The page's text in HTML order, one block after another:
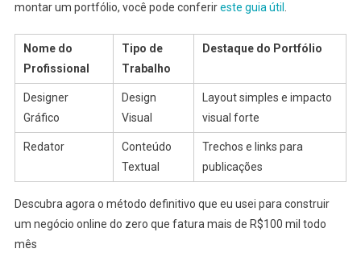
montar um portfólio, você pode conferireste guia útil .
Nome do
Profissional
Tipo de
Trabalho
Destaque do Portfólio
Designer
Gráfico
Design
Visual
Layout simples e impacto
visual forte
Redator
Conteúdo
Textual
Trechos e links para
publicações
Descubra agora o método definitivo que eu usei para construir
um negócio online do zero que fatura mais de R$100 mil todo
mês